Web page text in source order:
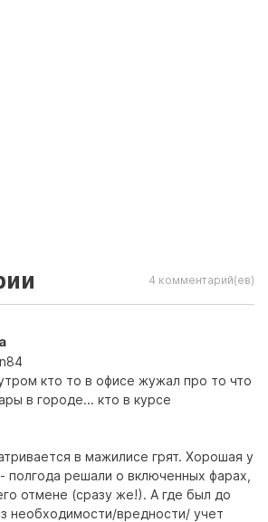
4 комментарий(ев)
кто то в офисе жужал про то что
в городе... кто в курсе
в мажилисе грят. Хорошая у
полгода решали о включенных фарах,
отмене (сразу же!). А где был до
необходимости/вредности/ учет